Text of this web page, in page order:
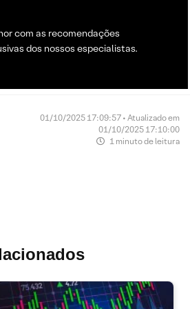
com as recomendações
dos nossos especialistas.
01/10/2025 17:09:57 • Atualizado em
01/10/2025 17:10:00
1 minuto de leitura